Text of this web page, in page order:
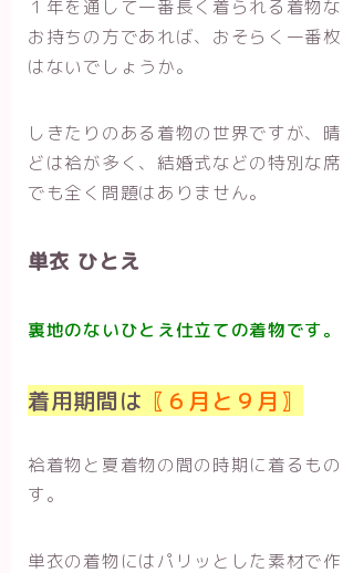
１年を通して一番長く着られる着物
お持ちの方であれば、おそらく一番
はないでしょうか。
しきたりのある着物の世界ですが、
どは袷が多く、結婚式などの特別な
でも全く問題はありません。
単衣 ひとえ
裏地のないひとえ仕立ての着物です。
着用期間は 〖 ６月と９月 〗
袷着物と夏着物の間の時期に着るも
す。
単衣の着物にはパリッとした素材で